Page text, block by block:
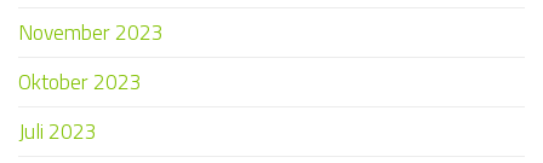
November 2023
Oktober 2023
Juli 2023